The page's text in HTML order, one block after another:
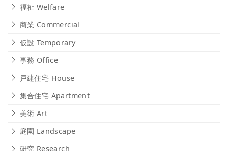
福祉 Welfare
商業 Commercial
仮設 Temporary
事務 Office
戸建住宅 House
集合住宅 Apartment
美術 Art
庭園 Landscape
研究 Research